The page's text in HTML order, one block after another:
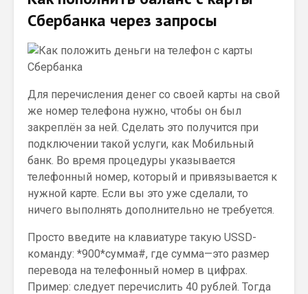
Сбербанка через запросы
Для перечисления денег со своей карты на свой
же номер телефона нужно, чтобы он был
закреплён за ней. Сделать это получится при
подключении такой услуги, как Мобильный
банк. Во время процедуры указывается
телефонный номер, который и привязывается к
нужной карте. Если вы это уже сделали, то
ничего выполнять дополнительно не требуется.
Просто введите на клавиатуре такую USSD-
команду: *900*сумма#, где сумма—это размер
перевода на телефонный номер в цифрах.
Пример: следует перечислить 40 рублей. Тогда